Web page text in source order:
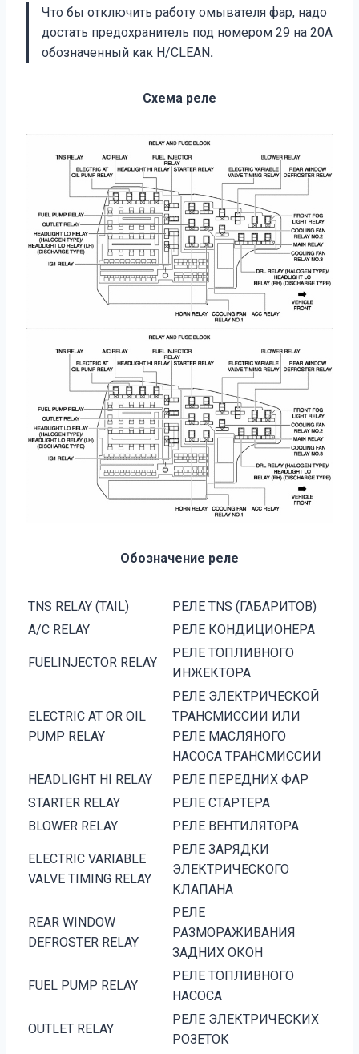
Что бы отключить работу омывателя фар, надо
достать предохранитель под номером 29 на 20А
обозначенный как H/CLEAN.
Схема реле
Обозначение реле
TNS RELAY (TAIL)
РЕЛЕ TNS (ГАБАРИТОВ)
A/C RELAY
РЕЛЕ КОНДИЦИОНЕРА
FUELINJECTOR RELAY
РЕЛЕ ТОПЛИВНОГО
ИНЖЕКТОРА
ELECTRIC AT OR OIL
PUMP RELAY
РЕЛЕ ЭЛЕКТРИЧЕСКОЙ
ТРАНСМИССИИ ИЛИ
РЕЛЕ МАСЛЯНОГО
НАСОСА ТРАНСМИССИИ
HEADLIGHT HI RELAY
РЕЛЕ ПЕРЕДНИХ ФАР
STARTER RELAY
РЕЛЕ СТАРТЕРА
BLOWER RELAY
РЕЛЕ ВЕНТИЛЯТОРА
ELECTRIC VARIABLE
VALVE TIMING RELAY
РЕЛЕ ЗАРЯДКИ
ЭЛЕКТРИЧЕСКОГО
КЛАПАНА
REAR WINDOW
DEFROSTER RELAY
РЕЛЕ
РАЗМОРАЖИВАНИЯ
ЗАДНИХ ОКОН
FUEL PUMP RELAY
РЕЛЕ ТОПЛИВНОГО
НАСОСА
OUTLET RELAY
РЕЛЕ ЭЛЕКТРИЧЕСКИХ
РОЗЕТОК